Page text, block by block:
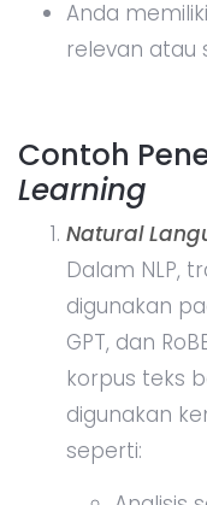
Anda
relevan atau
Contoh
Learning
Natural
Dalam NLP,
digunakan
GPT, dan
korpus teks
digunakan
seperti: